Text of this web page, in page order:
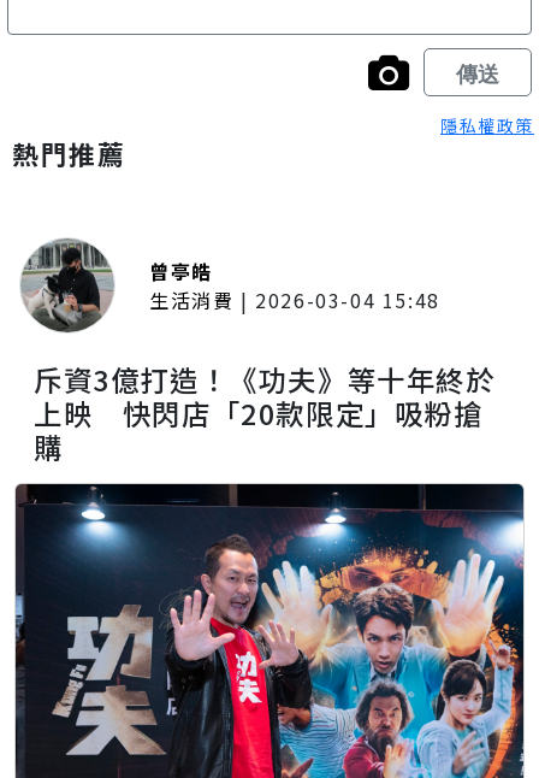
隱私權政策
熱門推薦
曾亭皓
生活消費 | 2026-03-04 15:48
斥資3億打造！《功夫》等十年終於
上映 快閃店「20款限定」吸粉搶
購